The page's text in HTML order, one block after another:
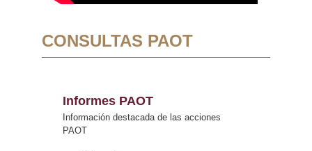
CONSULTAS PAOT
Informes PAOT
Información destacada de las acciones
PAOT